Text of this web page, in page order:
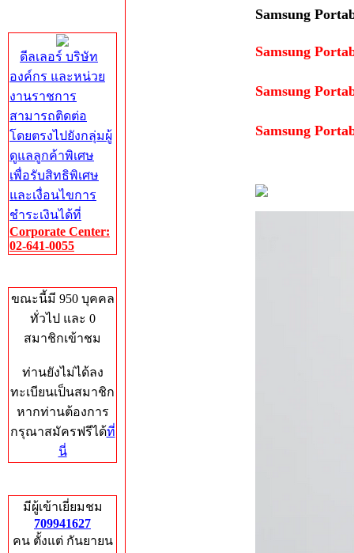
ดีลเลอร์ บริษัท
องค์กร และหน่วย
งานราชการ
สามารถติดต่อ
โดยตรงไปยังกลุ่มผู้
ดูแลลูกค้าพิเศษ
เพื่อรับสิทธิพิเศษ
และเงื่อนไขการ
ชำระเงินได้ที่
Corporate Center:
02-641-0055
ขณะนี้มี 950 บุคคล
ทั่วไป และ 0
สมาชิกเข้าชม
ท่านยังไม่ได้ลง
ทะเบียนเป็นสมาชิก
หากท่านต้องการ
กรุณาสมัครฟรีได้ที่
นี่
มีผู้เข้าเยี่ยมชม
709941627
คน ตั้งแต่ กันยายน
Samsung
Samsung
Samsung
Samsung